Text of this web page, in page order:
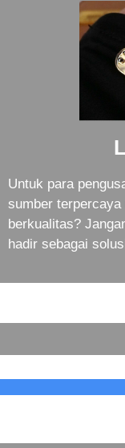
Untuk para
sumber
berkualitas?
hadir sebagai